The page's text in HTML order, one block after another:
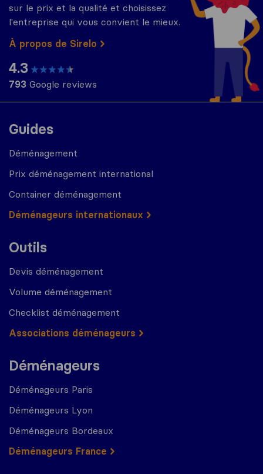
Guides
Déménagement
Prix déménagement international
Container déménagement
Déménageurs internationaux
Outils
Devis déménagement
Volume déménagement
Checklist déménagement
Associations déménageurs
Déménageurs
Déménageurs Paris
Déménageurs Lyon
Déménageurs Bordeaux
Déménageurs France
sur le prix et la qualité et choisissez
l'entreprise qui vous convient le mieux.
À propos de Sirelo
4.3
793 Google reviews